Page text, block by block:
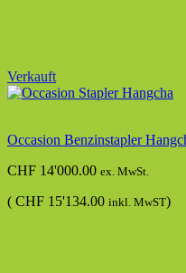
Verkauft
Occasion Benzinstapler
CHF 14'000.00 ex. MwSt.
( CHF 15'134.00 inkl. MwST)